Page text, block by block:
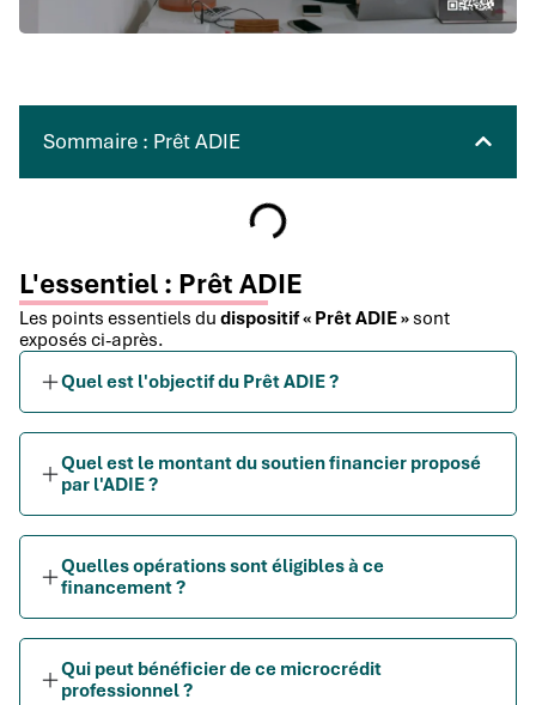
Sommaire : Prêt ADIE
L'essentiel : Prêt ADIE
Les points essentiels du dispositif « Prêt ADIE » sont
exposés ci-après.
Quel est l'objectif du Prêt ADIE ?
Quel est le montant du soutien financier proposé
par l'ADIE ?
Quelles opérations sont éligibles à ce
financement ?
Qui peut bénéficier de ce microcrédit
professionnel ?